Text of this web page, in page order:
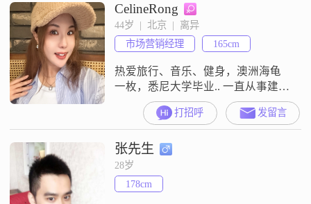
岗，偶尔加班，不出差，不陪酒，
955，正常放假；※无贷车房，征信
良好；※原生家庭，独生子女；※
父亲过世，母亲独立住房，医保养
老齐全，身体健康；※每年定期体
检，身体健康无
CelineRong
44岁  |  北京  |  离异
市场营销经理
165cm
热爱旅行、音乐、健身，澳洲海龟
一枚，悉尼大学毕业.. 一直从事建筑
室内设计行业，审美品位较佳！向
往诗和远方，喜欢旅行。不健身不
运动的请绕行哈～喜欢爱健身爱运
动的男人。
打招呼 发留言
张先生
28岁
178cm